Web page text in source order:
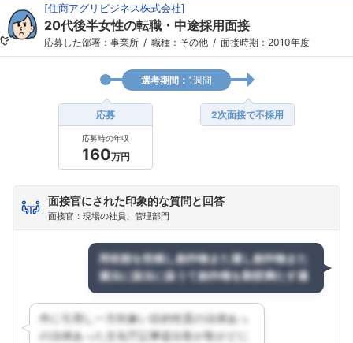
[住商アグリビジネス株式会社]
20代後半女性の転職・中途採用面接
応募した部署：事業所 職種：その他 面接時期：2010年度
選考期間： 1週間
応募
応募時の年収
160万円
2次面接で不採用
面接官にされた印象的な質問と回答
面接官：現場の社員、管理部門